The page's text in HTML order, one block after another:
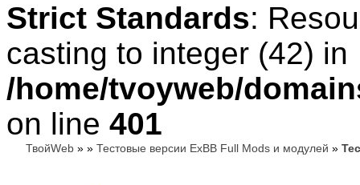
Strict Standards:
casting to integer (42) in
/home/tvoyweb/
on line 401
ТвойWeb »»Тестовые версии ExBB Full Mods и модулей »